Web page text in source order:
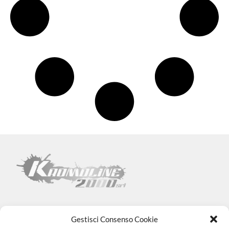
Gestisci Consenso Cookie